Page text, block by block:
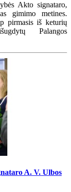
Akto signataro,
gimimo metines.
pirmasis iš keturių
Palangos
A. V. Ulbos